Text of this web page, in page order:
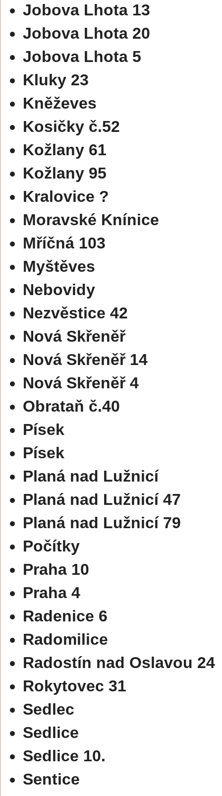
Jobova Lhota 13
Jobova Lhota 20
Jobova Lhota 5
Kluky 23
Kněževes
Kosičky č.52
Kožlany 61
Kožlany 95
Kralovice ?
Moravské Knínice
Mříčná 103
Myštěves
Nebovidy
Nezvěstice 42
Nová Skřeněř
Nová Skřeněř 14
Nová Skřeněř 4
Obrataň č.40
Písek
Písek
Planá nad Lužnicí
Planá nad Lužnicí 47
Planá nad Lužnicí 79
Počítky
Praha 10
Praha 4
Radenice 6
Radomilice
Radostín nad Oslavou 24
Rokytovec 31
Sedlec
Sedlice
Sedlice 10.
Sentice